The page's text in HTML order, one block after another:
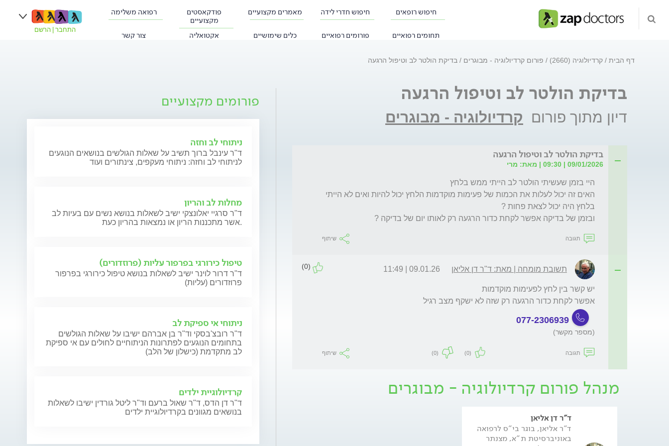
חיפוש רופאים חיפוש חדרי לידה מאמרים מקצועיים
פודקאסטים
מקצועיים
רפואה משלימה
תחומים רפואיים פורומים רפואיים כלים שימושיים אקטואליה צור קשר
התחבר הרשם
דף הבית קרדיולוגיה (2660) פורום קרדיולוגיה - מבוגרים בדיקת הולטר לב וטיפול הרגעה
בדיקת הולטר לב וטיפול הרגעה
דיון מתוך פורום קרדיולוגיה - מבוגרים
בדיקת הולטר לב וטיפול הרגעה
09/01/2026 | 09:30 | מאת: מרי
ובזמן של בדיקה אפשר לקחת כדור הרגעה רק לאותו יום של בדיקה ?
תגובה שיתוף
תשובת מומחה | מאת: ד"ר דן אליאן 09.01.26 | 11:49
(0)
אפשר לקחת כדור הרגעה רק שזה לא ישקף מצב רגיל
077-2306939
(מספר מקשר)
תגובה (0)
(0) שיתוף
מנהל פורום קרדיולוגיה - מבוגרים
ד"ר דן אליאן
ד"ר אליאן, בוגר בי"ס לרפואה
באוניברסיטת ת"א, מצנתר
פורומים מקצועיים
ניתוחי לב וחזה
ד"ר עינבל ברוך תשיב על שאלות הגולשים בנושאים הנוגעים
לניתוחי לב וחזה: ניתוחי מעקפים, צינתורים ועוד
מחלות לב והריון
ד"ר סרגיי יאלונצקי ישיב לשאלות בנושא נשים עם בעיות לב
אשר מתכננות הריון או נמצאות בהריון כעת.
טיפול כירורגי בפרפור עליות (פרוזדורים)
ד"ר דרור לוינר ישיב לשאלות בנושא טיפול כירורגי בפרפור
פרוזדורים (עליות)
ניתוחי אי ספיקת לב
ד"ר רובצ'בסקי וד"ר בן אברהם ישיבו על שאלות הגולשים
בתחומים הנוגעים לפתרונות הניתוחיים לחולים עם אי ספיקת
לב מתקדמת (כישלון של הלב)
קרדיולוגיית ילדים
ד"ר דן הדס, ד"ר שאול ברעם וד"ר ליטל גורדין ישיבו לשאלות
בנושאים מגוונים בקרדיולוגיית ילדים